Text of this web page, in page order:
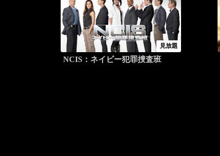
見放題
NCIS：ネイビー犯罪捜査班